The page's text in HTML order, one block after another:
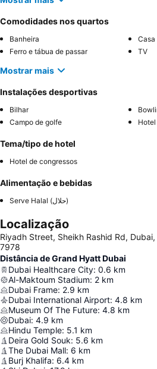
Comodidades nos quartos
Banheira
Casa
Ferro e tábua de passar
TV
Mostrar mais
Instalações desportivas
Bilhar
Campo de golfe
Tema/tipo de hotel
Hotel de congressos
Alimentação e bebidas
Serve Halal (حلال)
Localização
Riyadh Street, Sheikh Rashid Rd,
7978
Distância de Grand Hyatt Dubai
Dubai Healthcare City: 0.6 km
Al-Maktoum Stadium: 2 km
Dubai Frame: 2.9 km
Dubai International Airport: 4.8 km
Museum Of The Future: 4.8 km
Dubai: 4.9 km
Hindu Temple: 5.1 km
Deira Gold Souk: 5.6 km
The Dubai Mall: 6 km
Burj Khalifa: 6.4 km